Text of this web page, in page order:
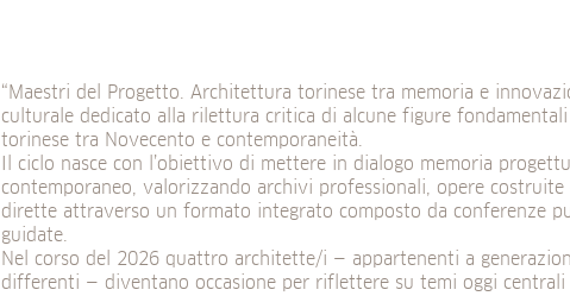
“Maestri del Progetto. Architettura torinese tra memoria e
culturale dedicato alla rilettura critica di alcune figure fondamentali
torinese tra Novecento e contemporaneità.
Il ciclo nasce con l’obiettivo di mettere in dialogo memoria
contemporaneo, valorizzando archivi professionali, opere
dirette attraverso un formato integrato composto da conferenze
guidate.
Nel corso del 2026 quattro architette/i — appartenenti a
differenti — diventano occasione per riflettere su temi oggi centrali